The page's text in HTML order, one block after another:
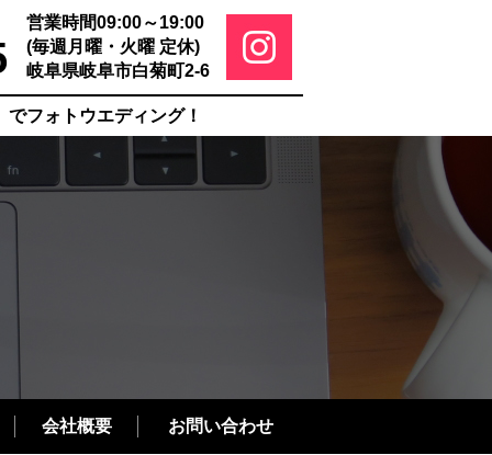
営業時間09:00～19:00
(毎週月曜・火曜 定休)
岐阜県岐阜市白菊町2-6
フォトウエディング！
会社概要 お問い合わせ